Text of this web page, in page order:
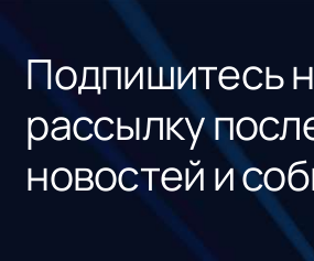
Подпишитесь
рассылку
новостей и